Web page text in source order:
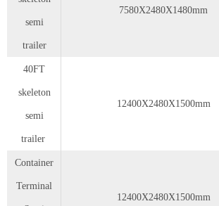
semi
trailer
7580X2480X1480mm
40FT
skeleton
semi
trailer
12400X2480X1500mm
Container
Terminal
12400X2480X1500mm